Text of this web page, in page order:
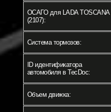
ОСАГО для LADA TOSCANA
(2107):
Система тормозов:
ID идентификатора
автомобиля в TecDoc:
Объем движка: